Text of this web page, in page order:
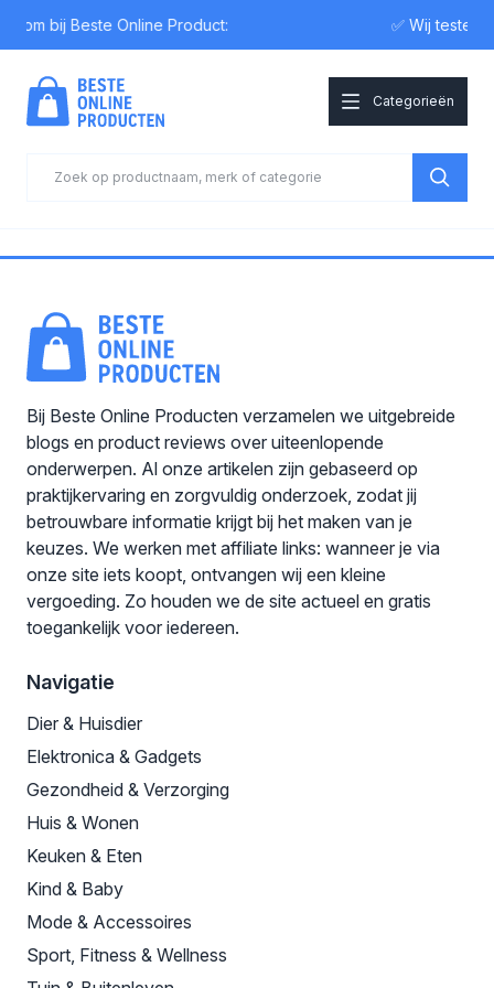
bij Beste Online Product: ✅ Wij testen
Categorieën
Bij Beste Online Producten verzamelen we uitgebreide
blogs en product reviews over uiteenlopende
onderwerpen. Al onze artikelen zijn gebaseerd op
praktijkervaring en zorgvuldig onderzoek, zodat jij
betrouwbare informatie krijgt bij het maken van je
keuzes. We werken met affiliate links: wanneer je via
onze site iets koopt, ontvangen wij een kleine
vergoeding. Zo houden we de site actueel en gratis
toegankelijk voor iedereen.
Navigatie
Dier & Huisdier
Elektronica & Gadgets
Gezondheid & Verzorging
Huis & Wonen
Keuken & Eten
Kind & Baby
Mode & Accessoires
Sport, Fitness & Wellness